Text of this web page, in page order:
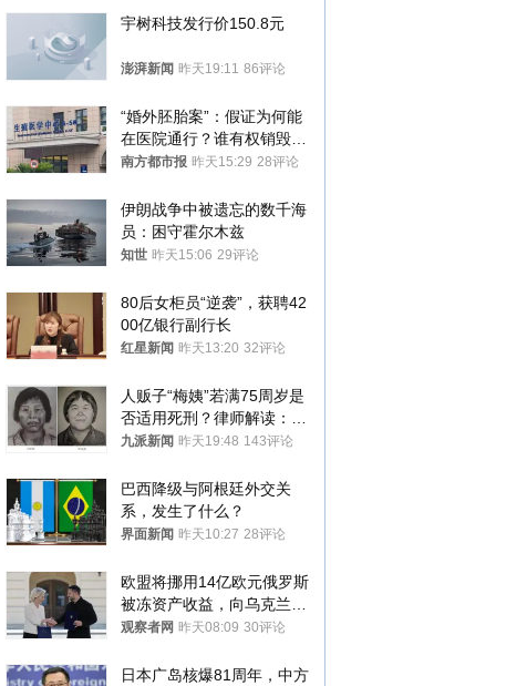
宇树科技发行价150.8元
澎湃新闻 昨天19:11 86评论
“婚外胚胎案”：假证为何能
在医院通行？谁有权销毁胚
胎？
南方都市报 昨天15:29 28评论
伊朗战争中被遗忘的数千海
员：困守霍尔木兹
知世 昨天15:06 29评论
80后女柜员“逆袭”，获聘42
00亿银行副行长
红星新闻 昨天13:20 32评论
人贩子“梅姨”若满75周岁是
否适用死刑？律师解读：很
大概率不会被判处死刑
九派新闻 昨天19:48 143评论
巴西降级与阿根廷外交关
系，发生了什么？
界面新闻 昨天10:27 28评论
欧盟将挪用14亿欧元俄罗斯
被冻资产收益，向乌克兰提
供援助
观察者网 昨天08:09 30评论
日本广岛核爆81周年，中方